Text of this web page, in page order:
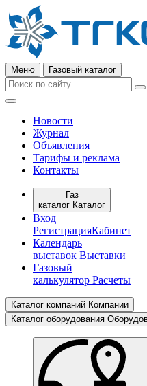
Меню Газовый каталог
Новости
Журнал
Объявления
Тарифы и реклама
Контакты
Газ
каталог Каталог
Вход
РегистрацияКабинет
Календарь
выставок Выставки
Газовый
калькулятор Расчеты
Каталог компаний Компании
Каталог оборудования